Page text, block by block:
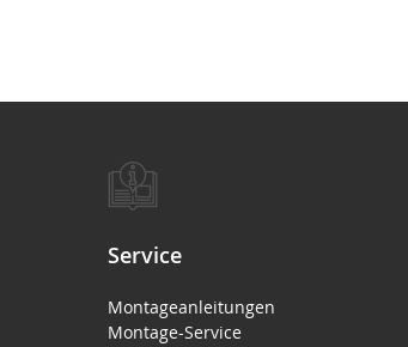
Service
Montageanleitungen
Montage-Service